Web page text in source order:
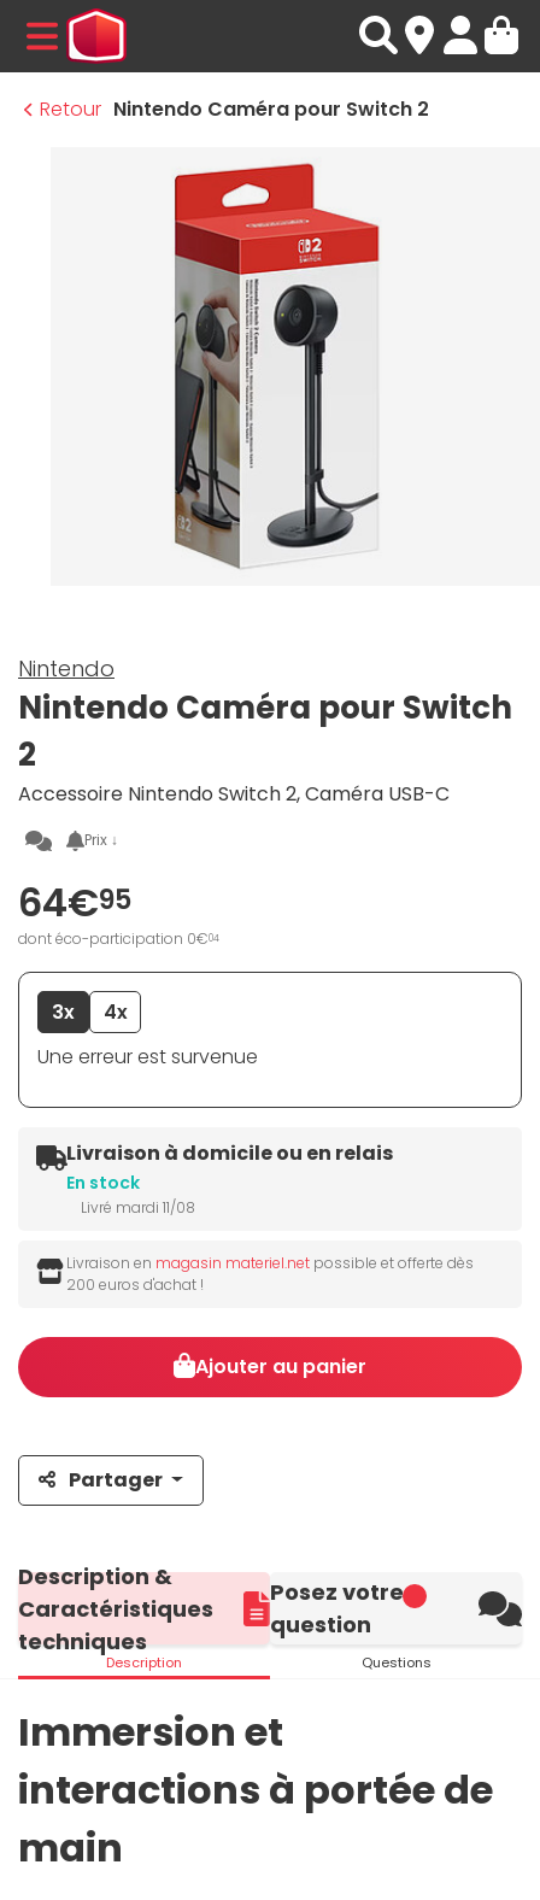
MENU
Retour Nintendo Caméra pour Switch 2
Nintendo
Nintendo Caméra pour Switch
2
Accessoire Nintendo Switch 2, Caméra USB-C
Prix ↓
64€95
dont éco-participation 0€04
3x
4x
Une erreur est survenue
Livraison à domicile ou en relais
En stock
Livré mardi 11/08
Livraison en magasin materiel.net possible et offerte dès
200 euros d'achat !
Ajouter au panier
Partager
Description &
Caractéristiques
techniques
Description
Posez votre
question
Questions
Immersion et
interactions à portée de
main